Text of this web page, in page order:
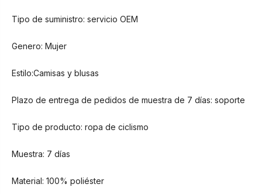
Tipo de suministro: servicio OEM
Genero: Mujer
Estilo:Camisas y blusas
Plazo de entrega de pedidos de muestra de 7 días: soporte
Tipo de producto: ropa de ciclismo
Muestra: 7 días
Material: 100% poliéster